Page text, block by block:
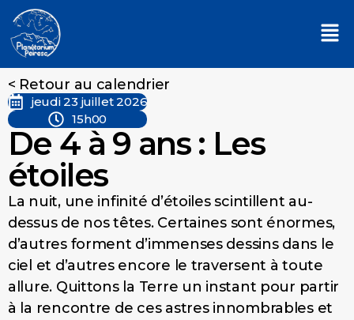
< Retour au calendrier
jeudi 23 juillet 2026
15h00
De 4 à 9 ans : Les
étoiles
La nuit, une infinité d’étoiles scintillent au-
dessus de nos têtes. Certaines sont énormes,
d’autres forment d’immenses dessins dans le
ciel et d’autres encore le traversent à toute
allure. Quittons la Terre un instant pour partir
à la rencontre de ces astres innombrables et